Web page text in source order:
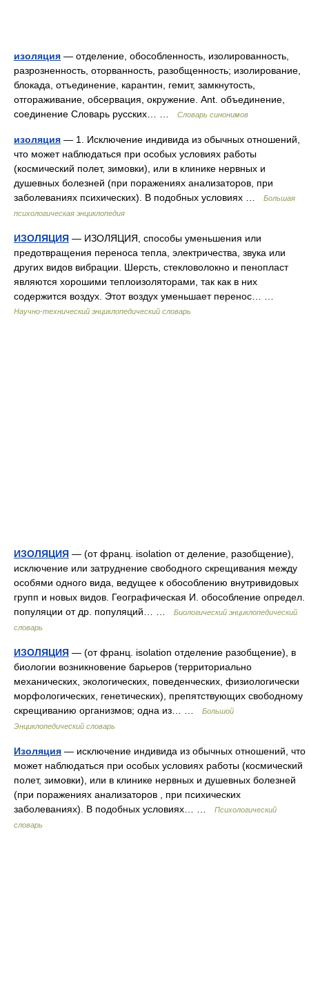
изоляция — отделение, обособленность, изолированность,
разрозненность, оторванность, разобщенность; изолирование,
блокада, отъединение, карантин, гемит, замкнутость,
отгораживание, обсервация, окружение. Ant. объединение,
соединение Словарь русских… …
Словарь синонимов
изоляция — 1. Исключение индивида из обычных отношений,
что может наблюдаться при особых условиях работы
(космический полет, зимовки), или в клинике нервных и
душевных болезней (при поражениях анализаторов, при
заболеваниях психических). В подобных условиях …
Большая
психологическая энциклопедия
ИЗОЛЯЦИЯ — ИЗОЛЯЦИЯ, способы уменьшения или
предотвращения переноса тепла, электричества, звука или
других видов вибрации. Шерсть, стекловолокно и пенопласт
являются хорошими теплоизоляторами, так как в них
содержится воздух. Этот воздух уменьшает перенос… …
Научно-технический энциклопедический словарь
ИЗОЛЯЦИЯ — (от франц. isolation от деление, разобщение),
исключение или затруднение свободного скрещивания между
особями одного вида, ведущее к обособлению внутривидовых
групп и новых видов. Географическая И. обособление определ.
популяции от др. популяций… …
Биологический энциклопедический
словарь
ИЗОЛЯЦИЯ — (от франц. isolation отделение разобщение), в
биологии возникновение барьеров (территориально
механических, экологических, поведенческих, физиологически
морфологических, генетических), препятствующих свободному
скрещиванию организмов; одна из… …
Большой
Энциклопедический словарь
Изоляция — исключение индивида из обычных отношений, что
может наблюдаться при особых условиях работы (космический
полет, зимовки), или в клинике нервных и душевных болезней
(при поражениях анализаторов , при психических
заболеваниях). В подобных условиях… …
Психологический
словарь